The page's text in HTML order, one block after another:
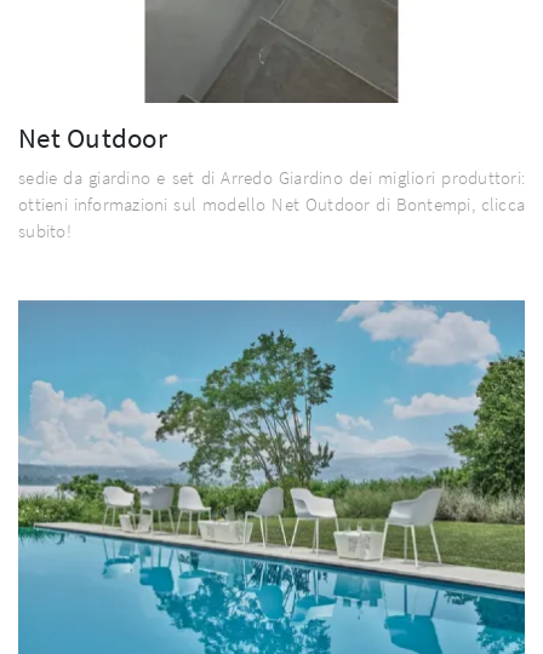
Net Outdoor
sedie da giardino e set di Arredo Giardino dei migliori produttori:
ottieni informazioni sul modello Net Outdoor di Bontempi, clicca
subito!